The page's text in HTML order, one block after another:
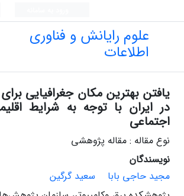
علوم رایانش و فناوری
اطلاعات
یافتن بهترین مکان جغرافیایی
در ایران با توجه به شرایط
اجتماعی
نوع مقاله : مقاله پژوهشی
نویسندگان
مجید حاجی بابا
سعید گرگین